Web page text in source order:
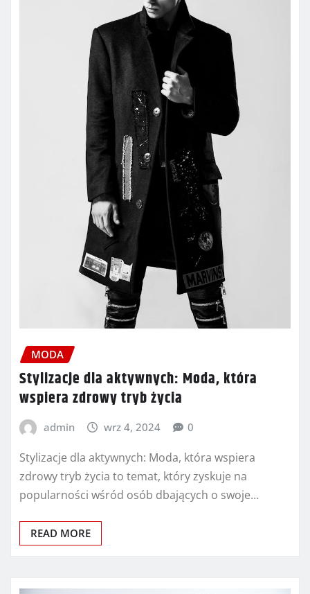
MODA
Stylizacje dla aktywnych: Moda, która
wspiera zdrowy tryb życia
admin wrz 4, 2024 0
Stylizacje dla aktywnych: Moda, która wspiera
zdrowy tryb życia to temat, który zyskuje na
popularności wśród osób dbających o swoje…
READ MORE